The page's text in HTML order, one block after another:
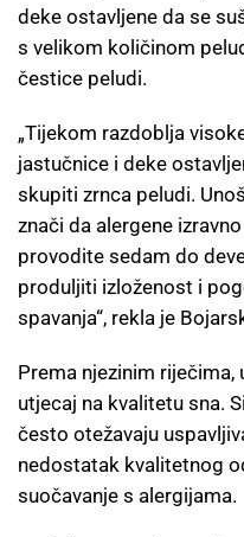
deke ostavljene da se
s velikom količinom
čestice peludi.
„Tijekom razdoblja
jastučnice i deke
skupiti zrnca peludi.
znači da alergene
provodite sedam do
produljiti izloženost i
spavanja“, rekla je
Prema njezinim
utjecaj na kvalitetu sna.
često otežavaju
nedostatak kvalitetnog
suočavanje s alergijama.